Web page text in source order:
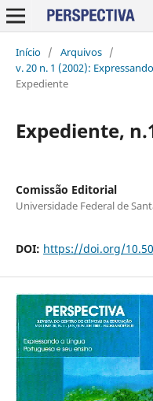
Início / Arquivos /
v. 20 n. 1 (2002):
Expediente
Expediente,
Comissão Editorial
Universidade Federal de
DOI: https://doi.org/